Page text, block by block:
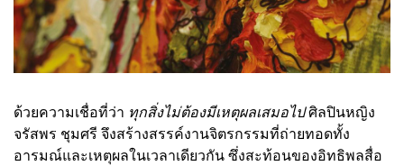
ด้วยความเชื่อที่ว่า ทุกสิ่งไม่ต้องมีเหตุผลเสมอไปศิลปินหญิง
จรัสพร ชุมศรี จึงสร้างสรรค์งานจิตรกรรมที่ถ่ายทอดทั้ง
อารมณ์และเหตุผลในเวลาเดียวกัน ซึ่งสะท้อนของอิทธิพลสื่อ